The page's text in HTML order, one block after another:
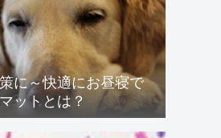
に～快適にお昼寝で
ットとは？